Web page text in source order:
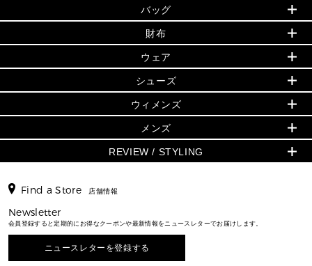
バッグ
財布
小物
シューズ・靴
ウェア
アクセサリー
時計
▶ メンズ
バッグ
時計
再値下げアイテム
追加アイテム
旗艦店からアウトレットに入荷
▶ ウィメンズすべて(ウェア・シューズ除く)
バッグ
財布・小物
ウェア
シューズ
時計・ジュエリー
メンズ バッグ
メンズ 財布・小物
メンズ シューズ
初夏のスタイル
▶ すべて
▶ ウィメンズすべて
バッグ
財布・小物
アクセサリー
フレグランス
シューズ
メンズ財布・小物
メンズアクセサリー
メンズシューズ
バッグ
人気の定番アイテム
日本限定 - バッグ
▶ ウィメンズすべて
ハンドバッグ・サッチェル
トートバッグ
ショルダーバッグ
クロスボディ・斜め掛け
3 IN 1 / 2 IN 1 バッグ
▶ メンズすべて
財布
日本限定 - 財布・小物
▶ ウィメンズすべて
GREENWICH
ミニ財布・フラグメントケース
折り財布(二つ折り・三つ折り)
長財布
お財布レビュー ▸
ウェア
▶ ウィメンズすべて
トップス
スカート・パンツ
ワンピース・ドレス
ジャケット・アウター
シューズ
▶ ウィメンズすべて
サンダル
スニーカー
ウィメンズ
人気の定番アイテム
▶ ウィメンズすべて
▶ バッグすべて
通勤・通学アイテム
メンズ
▶ メンズすべて
シューズ・靴
ウェア
REVIEW / STYLING
エディターレビュー
Find a Store 店舗情報
Newsletter
会員登録すると定期的にお得なクーポンや最新情報をニュースレターでお届けします。
ニュースレターを登録する